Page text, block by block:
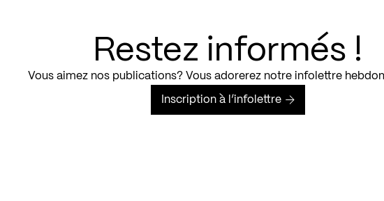
Restez informés !
Vous aimez nos publications? Vous adorerez notre infolettre
Inscription à l’infolettre